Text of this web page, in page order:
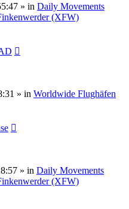
» in Daily Movements
(XFW)
» in Worldwide Flughäfen
» in Daily Movements
(XFW)